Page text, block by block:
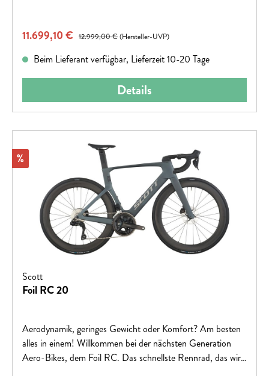
Verkaufspreis:
11.699,10 € Regulärer Preis:
12.999,00 €(Hersteller-UVP)
Beim Lieferant verfügbar, Lieferzeit 10-20 Tage
Details
Rabatt
%
Scott
Foil RC 20
Aerodynamik, geringes Gewicht oder Komfort? Am besten
alles in einem! Willkommen bei der nächsten Generation
Aero-Bikes, dem Foil RC. Das schnellste Rennrad, das wir